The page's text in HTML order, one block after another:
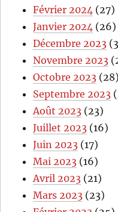
Février 2024 (27)
Janvier 2024 (26)
Décembre 2023
Novembre 2023
Octobre 2023 (28)
Septembre 2023
Août 2023 (23)
Juillet 2023 (16)
Juin 2023 (17)
Mai 2023 (16)
Avril 2023 (21)
Mars 2023 (23)